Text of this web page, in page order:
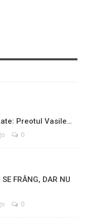
Preotul Vasile…
0
FRÂNG, DAR NU
0